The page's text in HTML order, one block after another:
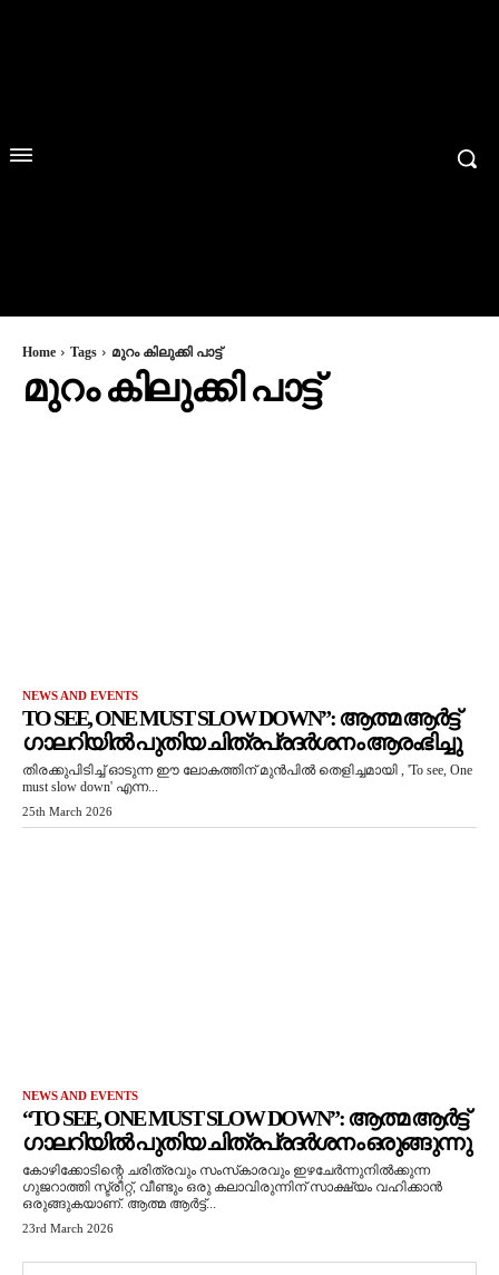
Home Tags മുറം കിലുക്കി പാട്ട്
മുറം കിലുക്കി പാട്ട്
NEWS AND EVENTS
TO SEE, ONE MUST SLOW DOWN”: ആത്മ ആർട്ട്
ഗാലറിയിൽ പുതിയ ചിത്രപ്രദർശനം ആരംഭിച്ചു
തിരക്കുപിടിച്ച് ഓടുന്ന ഈ ലോകത്തിന് മുൻപിൽ തെളിച്ചമായി , 'To see, One
must slow down' എന്ന...
25th March 2026
NEWS AND EVENTS
“TO SEE, ONE MUST SLOW DOWN”: ആത്മ ആർട്ട്
ഗാലറിയിൽ പുതിയ ചിത്രപ്രദർശനം ഒരുങ്ങുന്നു
കോഴിക്കോടിന്റെ ചരിത്രവും സംസ്‌കാരവും ഇഴചേർന്നുനിൽക്കുന്ന
ഗുജറാത്തി സ്ട്രീറ്റ്, വീണ്ടും ഒരു കലാവിരുന്നിന് സാക്ഷ്യം വഹിക്കാൻ
ഒരുങ്ങുകയാണ്. ആത്മ ആർട്ട്...
23rd March 2026